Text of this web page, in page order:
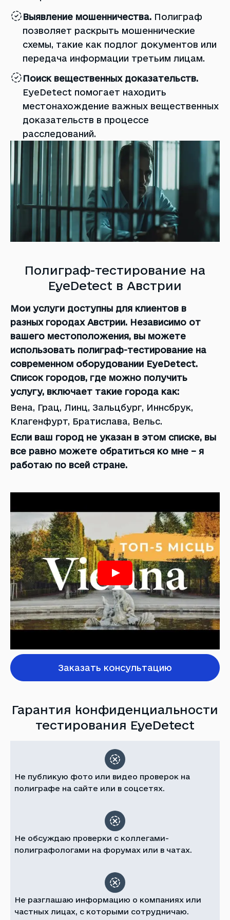
Выявление мошенничества. Полиграф
позволяет раскрыть мошеннические
схемы, такие как подлог документов или
передача информации третьим лицам.
Поиск вещественных доказательств.
EyeDetect помогает находить
местонахождение важных вещественных
доказательств в процессе
расследований.
Полиграф-тестирование на
EyeDetect в Австрии
Мои услуги доступны для клиентов в
разных городах Австрии. Независимо от
вашего местоположения, вы можете
использовать полиграф-тестирование на
современном оборудовании EyeDetect.
Список городов, где можно получить
услугу, включает такие города как:
Вена, Грац, Линц, Зальцбург, Иннсбрук,
Клагенфурт, Братислава, Вельс.
Если ваш город не указан в этом списке, вы
все равно можете обратиться ко мне – я
работаю по всей стране.
Заказать консультацию
Гарантия конфиденциальности
тестирования EyeDetect
Не публикую фото или видео проверок на
полиграфе на сайте или в соцсетях.
Не обсуждаю проверки с коллегами-
полиграфологами на форумах или в чатах.
Не разглашаю информацию о компаниях или
частных лицах, с которыми сотрудничаю.